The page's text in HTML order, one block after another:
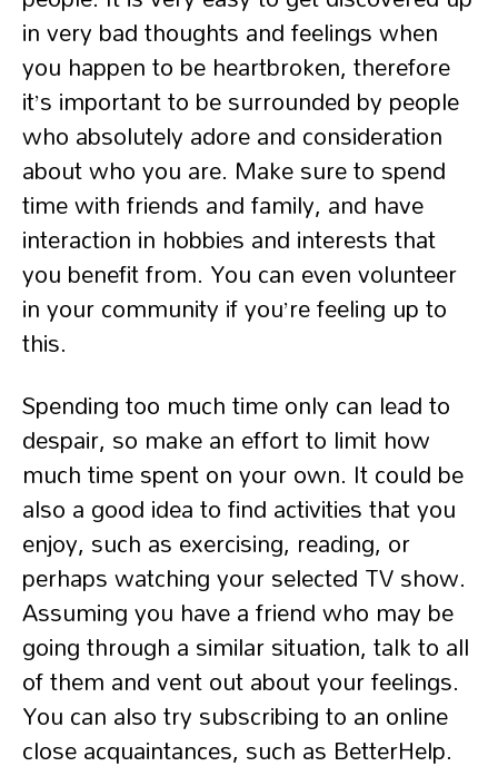
in very bad thoughts and feelings when
you happen to be heartbroken, therefore
it’s important to be surrounded by people
who absolutely adore and consideration
about who you are. Make sure to spend
time with friends and family, and have
interaction in hobbies and interests that
you benefit from. You can even volunteer
in your community if you’re feeling up to
this.
Spending too much time only can lead to
despair, so make an effort to limit how
much time spent on your own. It could be
also a good idea to find activities that you
enjoy, such as exercising, reading, or
perhaps watching your selected TV show.
Assuming you have a friend who may be
going through a similar situation, talk to all
of them and vent out about your feelings.
You can also try subscribing to an online
close acquaintances, such as BetterHelp.